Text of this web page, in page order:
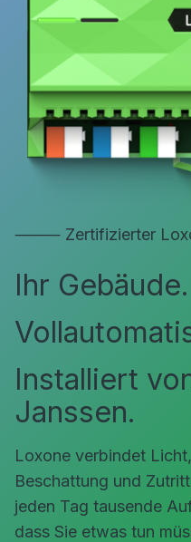
⸻ Zertifizierter
Ihr Gebäude.
Installiert
Janssen.
Loxone verbindet
Beschattung und
jeden Tag tausende
dass Sie etwas tun